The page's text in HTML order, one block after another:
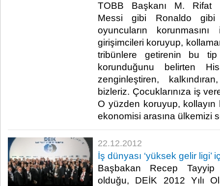
TOBB Başkanı M. Rifat
Messi gibi Ronaldo gibi
oyuncuların
girişimcileri koruyup,
tribünlere getirenin bu
korunduğunu belirten
zenginleştiren,
bizleriz. Çocuklarınıza iş
O yüzden koruyup,
ekonomisi arasına ülkemizi
22.12.2012
​İş dünyası ‘yüksek gelir ligi’
​Başbakan Recep Tayyip
olduğu, DEİK 2012 Yılı